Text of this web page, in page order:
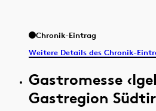
Chronik-Eintrag
Weitere Details des Chronik-
Gastromesse
Gastregion